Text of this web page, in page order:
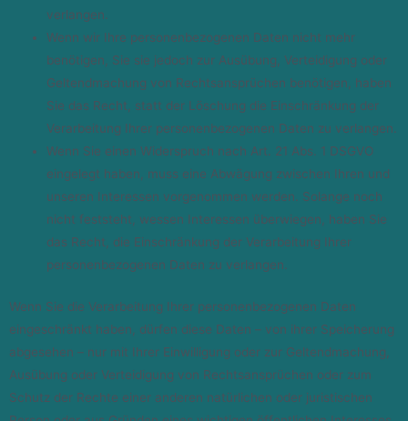
verlangen.
Wenn wir Ihre personenbezogenen Daten nicht mehr
benötigen, Sie sie jedoch zur Ausübung, Verteidigung oder
Geltendmachung von Rechtsansprüchen benötigen, haben
Sie das Recht, statt der Löschung die Einschränkung der
Verarbeitung Ihrer personenbezogenen Daten zu verlangen.
Wenn Sie einen Widerspruch nach Art. 21 Abs. 1 DSGVO
eingelegt haben, muss eine Abwägung zwischen Ihren und
unseren Interessen vorgenommen werden. Solange noch
nicht feststeht, wessen Interessen überwiegen, haben Sie
das Recht, die Einschränkung der Verarbeitung Ihrer
personenbezogenen Daten zu verlangen.
Wenn Sie die Verarbeitung Ihrer personenbezogenen Daten
eingeschränkt haben, dürfen diese Daten – von ihrer Speicherung
abgesehen – nur mit Ihrer Einwilligung oder zur Geltendmachung,
Ausübung oder Verteidigung von Rechtsansprüchen oder zum
Schutz der Rechte einer anderen natürlichen oder juristischen